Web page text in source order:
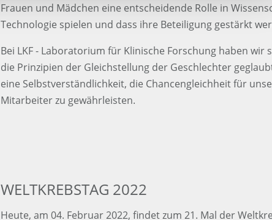
Frauen und Mädchen eine entscheidende Rolle in
Technologie spielen und dass ihre Beteiligung gestärkt
Bei LKF - Laboratorium für Klinische Forschung haben wir
die Prinzipien der Gleichstellung der Geschlechter
eine Selbstverständlichkeit, die Chancengleichheit für
Mitarbeiter zu gewährleisten.
WELTKREBSTAG 2022
Heute, am 04. Februar 2022, findet zum 21. Mal der